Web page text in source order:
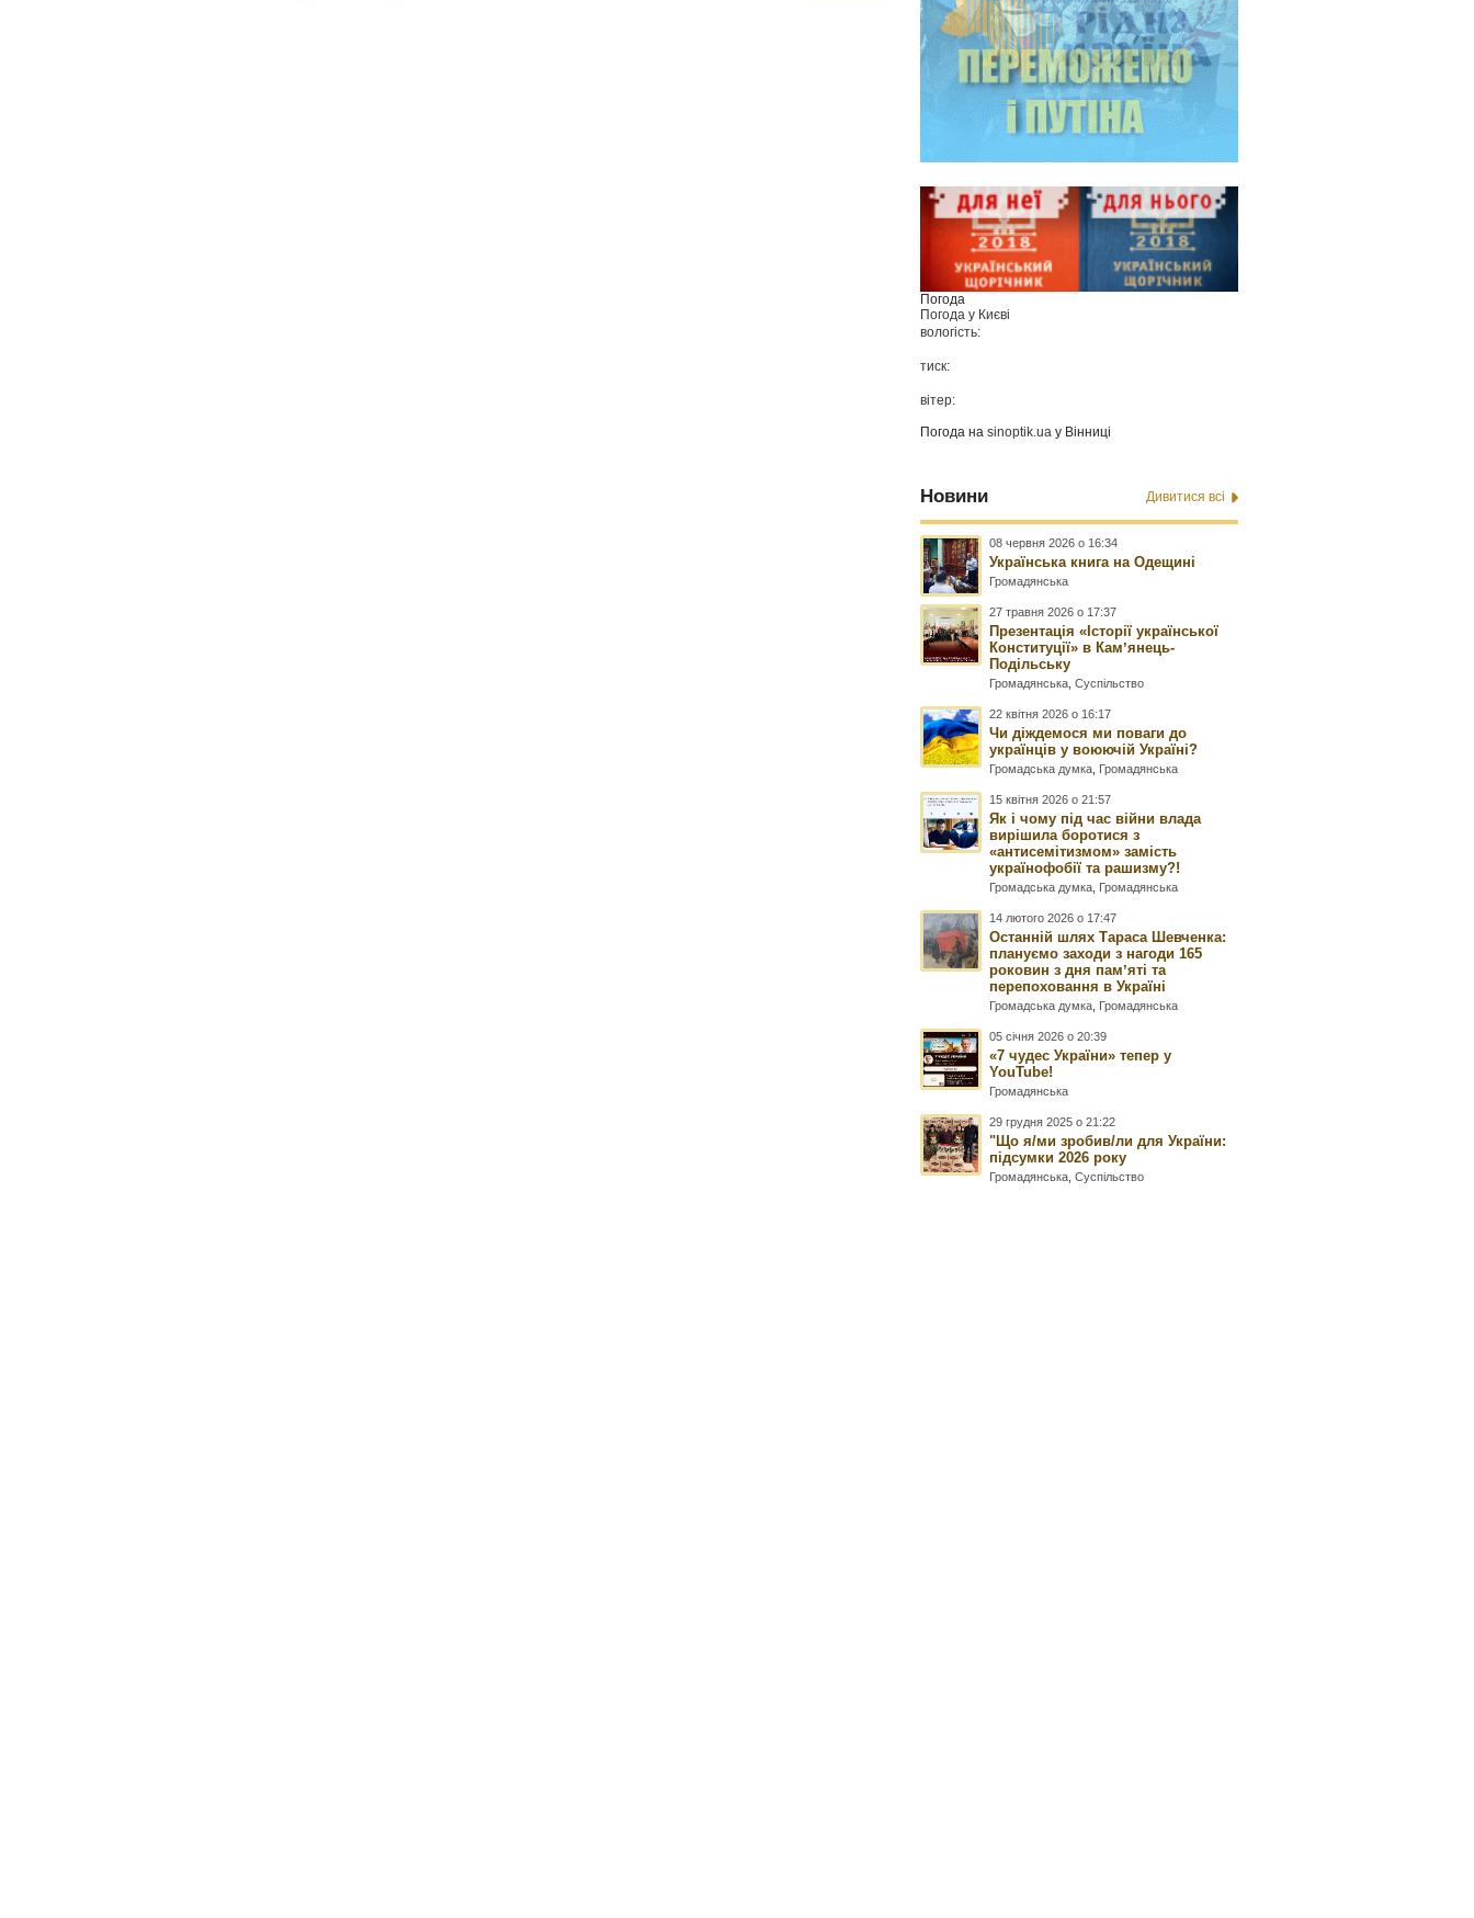
Погода
Погода у Києві
вологість:
тиск:
вітер:
Погода наsinoptik.ua у Вінниці
Новини Дивитися всі
08 червня 2026 о 16:34
Українська книга на Одещині
Громадянська
27 травня 2026 о 17:37
Презентація «Історії української
Конституції» в Камʼянець-
Подільську
Громадянська ,Суспільство
22 квітня 2026 о 16:17
Чи діждемося ми поваги до
українців у воюючій Україні?
Громадська думка Громадянська
15 квітня 2026 о 21:57
Як і чому під час війни влада
вирішила боротися з
«антисемітизмом» замість
українофобії та рашизму?!
Громадська думка Громадянська
14 лютого 2026 о 17:47
Останній шлях Тараса Шевченка:
плануємо заходи з нагоди 165
роковин з дня памʼяті та
перепоховання в Україні
Громадська думка Громадянська
05 січня 2026 о 20:39
«7 чудес України» тепер у
YouTube!
Громадянська
29 грудня 2025 о 21:22
"Що я/ми зробив/ли для України:
підсумки 2026 року
Громадянська ,Суспільство